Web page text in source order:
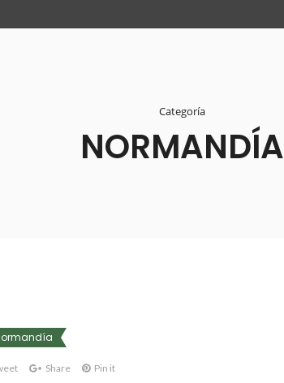
Categoría
NORMANDÍA
Share Pin it